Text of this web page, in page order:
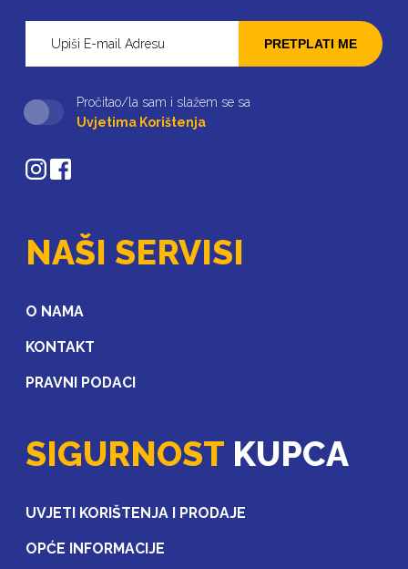
PRETPLATI ME
Pročitao/la sam i slažem se sa
Uvjetima Korištenja
NAŠI SERVISI
O NAMA
KONTAKT
PRAVNI PODACI
SIGURNOST KUPCA
UVJETI KORIŠTENJA I PRODAJE
OPĆE INFORMACIJE